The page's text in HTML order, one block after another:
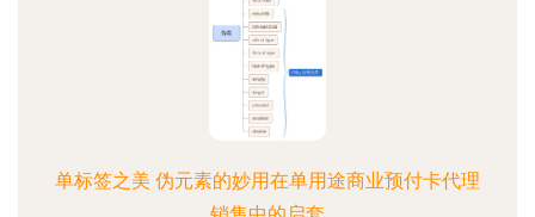
单标签之美 伪元素的妙用在单用途商业预付卡代理